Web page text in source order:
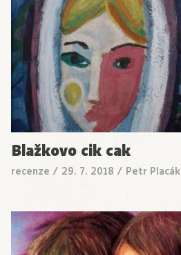
Blažkovo cik cak
recenze / 29. 7. 2018 / Petr Placák